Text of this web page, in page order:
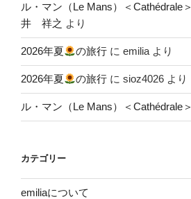
ル・マン（Le Mans）＜Cathédrale＞
井 祥之 より
2026年夏 の旅行 にemilia より
2026年夏 の旅行 にsioz4026 より
ル・マン（Le Mans）＜Cathédrale＞
カテゴリー
emiliaについて